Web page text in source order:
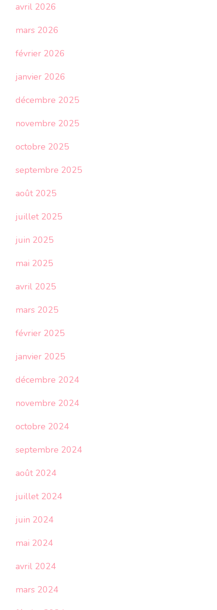
avril 2026
mars 2026
février 2026
janvier 2026
décembre 2025
novembre 2025
octobre 2025
septembre 2025
août 2025
juillet 2025
juin 2025
mai 2025
avril 2025
mars 2025
février 2025
janvier 2025
décembre 2024
novembre 2024
octobre 2024
septembre 2024
août 2024
juillet 2024
juin 2024
mai 2024
avril 2024
mars 2024